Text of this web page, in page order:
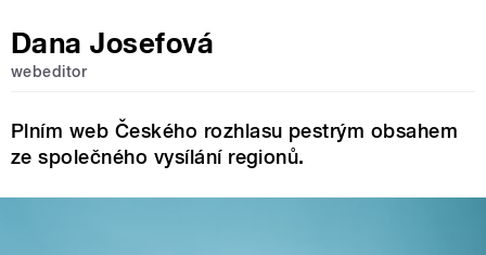
Dana Josefová
webeditor
Plním web Českého rozhlasu pestrým obsahem
ze společného vysílání regionů.